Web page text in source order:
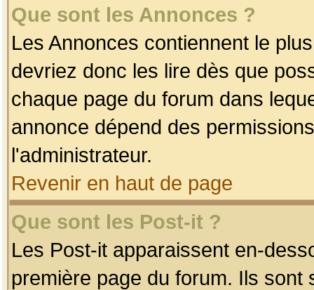
Que sont les Annonces ?
Les Annonces contiennent le
devriez donc les lire dès que
chaque page du forum dans
annonce dépend des
l'administrateur.
Revenir en haut de page
Que sont les Post-it ?
Les Post-it apparaissent en-
première page du forum. Ils